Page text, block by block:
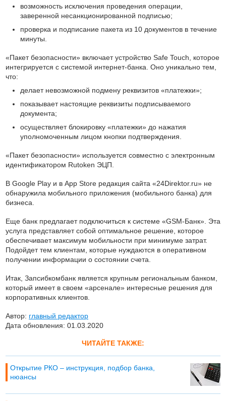
возможность исключения проведения операции,
заверенной несанкционированной подписью;
проверка и подписание пакета из 10 документов в течение
минуты.
«Пакет безопасности» включает устройство Safe Touch, которое
интегрируется с системой интернет-банка. Оно уникально тем,
что:
делает невозможной подмену реквизитов «платежки»;
показывает настоящие реквизиты подписываемого
документа;
осуществляет блокировку «платежки» до нажатия
уполномоченным лицом кнопки подтверждения.
«Пакет безопасности» используется совместно с электронным
идентификатором Rutoken ЭЦП.
В Google Play и в App Store редакция сайта «24Direktor.ru» не
обнаружила мобильного приложения (мобильного банка) для
бизнеса.
Еще банк предлагает подключиться к системе «GSM-Банк». Эта
услуга представляет собой оптимальное решение, которое
обеспечивает максимум мобильности при минимуме затрат.
Подойдет тем клиентам, которые нуждаются в оперативном
получении информации о состоянии счета.
Итак, Запсибкомбанк является крупным региональным банком,
который имеет в своем «арсенале» интересные решения для
корпоративных клиентов.
Автор: главный редактор
Дата обновления: 01.03.2020
ЧИТАЙТЕ ТАКЖЕ:
Открытие РКО – инструкция, подбор банка,
нюансы